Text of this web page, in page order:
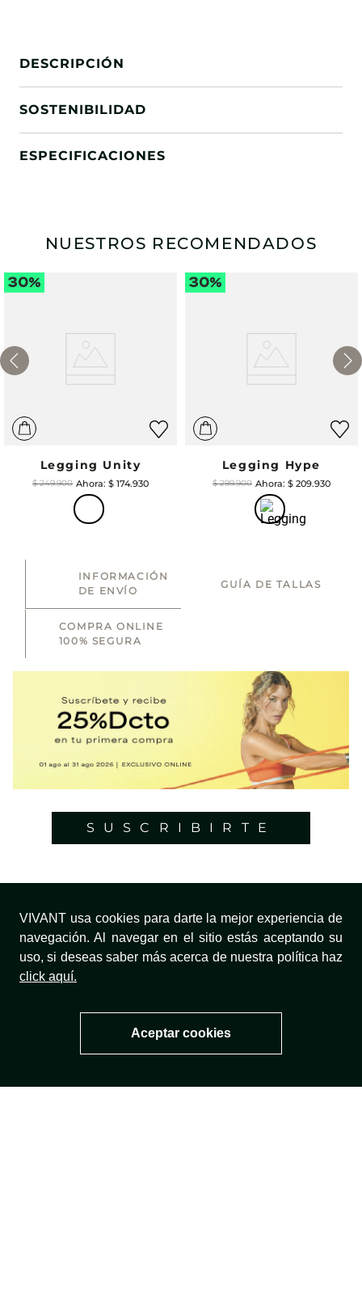
VIVANT usa cookies para darte la mejor experiencia de
navegación. Al navegar en el sitio estás aceptando su
uso, si deseas saber más acerca de nuestra política haz
click aquí.
Aceptar cookies
DESCRIPCIÓN
SOSTENIBILIDAD
ESPECIFICACIONES
NUESTROS RECOMENDADOS
Legging Unity
$ 249.900 $ 174.930
Legging Hype
$ 299.900 $ 209.930
INFORMACIÓN
DE ENVÍO
GUÍA DE TALLAS
COMPRA ONLINE
100% SEGURA
SUSCRIBIRTE
¿NECESITAS AYUDA?
NUESTRA MARCA